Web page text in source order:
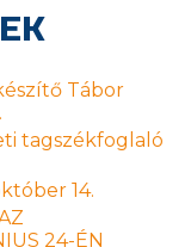
Tábor
tagszékfoglaló
14.
24-ÉN